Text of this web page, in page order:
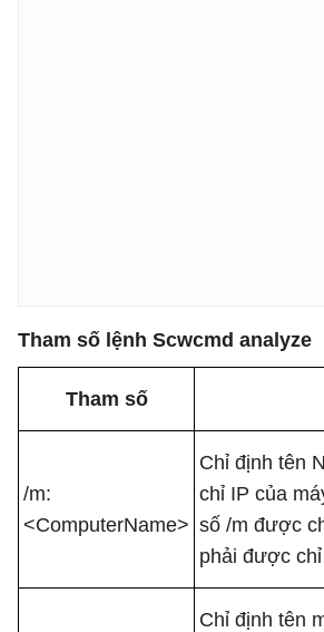
Tham số lệnh Scwcmd analyze
Tham số
/m:
<ComputerName>
Chỉ định tên
chỉ IP của
số /m được
phải được
Chỉ định tên